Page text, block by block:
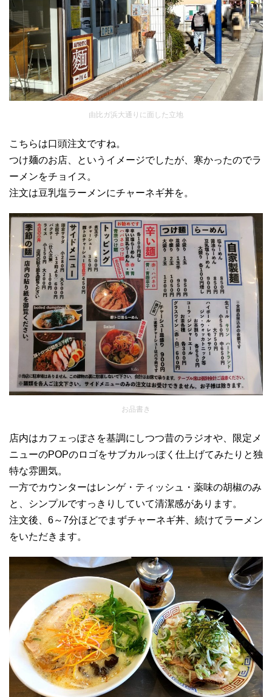
由比ガ浜大通りに面した立地
こちらは口頭注文ですね。
つけ麺のお店、というイメージでしたが、寒かったのでラ
ーメンをチョイス。
注文は豆乳塩ラーメンにチャーネギ丼を。
お品書き
店内はカフェっぽさを基調にしつつ昔のラジオや、限定メ
ニューのPOPのロゴをサブカルっぽく仕上げてみたりと独
特な雰囲気。
一方でカウンターはレンゲ・ティッシュ・薬味の胡椒のみ
と、シンプルですっきりしていて清潔感があります。
注文後、6～7分ほどでまずチャーネギ丼、続けてラーメン
をいただきます。